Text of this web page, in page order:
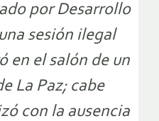
por Desarrollo
sesión ilegal
en el salón de un
La Paz; cabe
con la ausencia